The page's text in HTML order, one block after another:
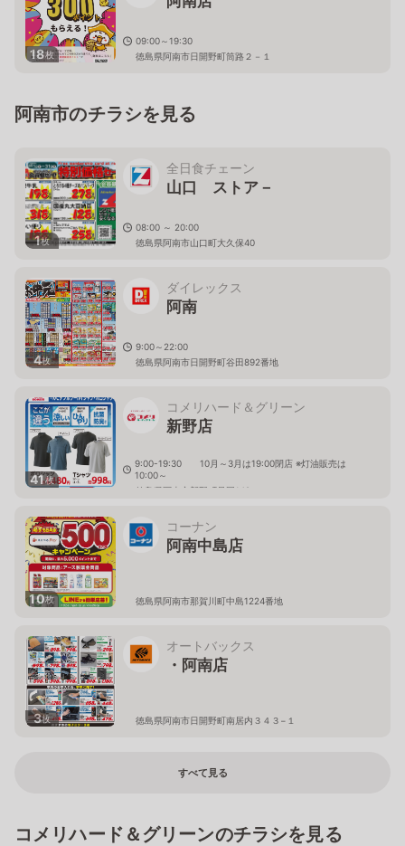
18枚
09:00～19:30
徳島県阿南市日開野町筒路２－１
阿南市のチラシを見る
1枚
全日食チェーン
山口 ストア－
08:00 ～ 20:00
徳島県阿南市山口町大久保40
4枚
ダイレックス
阿南
9:00～22:00
徳島県阿南市日開野町谷田892番地
41枚
コメリハード＆グリーン
新野店
9:00-19:30 10月～3月は19:00閉店 ※灯油販売は
10:00～
徳島県阿南市新野町是国149
10枚
コーナン
阿南中島店
徳島県阿南市那賀川町中島1224番地
3枚
オートバックス
・阿南店
徳島県阿南市日開野町南居内３４３−１
すべて見る
コメリハード＆グリーンのチラシを見る